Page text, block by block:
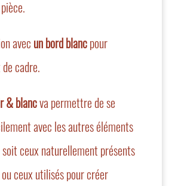
avecun bord blancpour
cadre.
& blancva permettre de se
avec les autres éléments
soit ceux naturellement présents
ceux utilisés pour créer